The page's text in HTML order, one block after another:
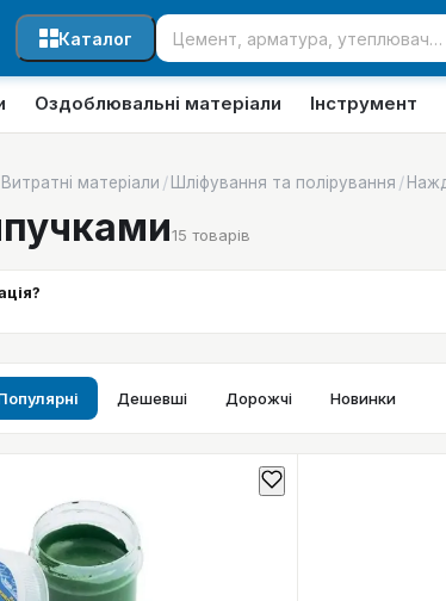
Каталог
Оздоблювальні матеріали Інструмент
Витратні матеріали /Шліфування та полірування /
15 товарів
Дешевші Дорожчі Новинки